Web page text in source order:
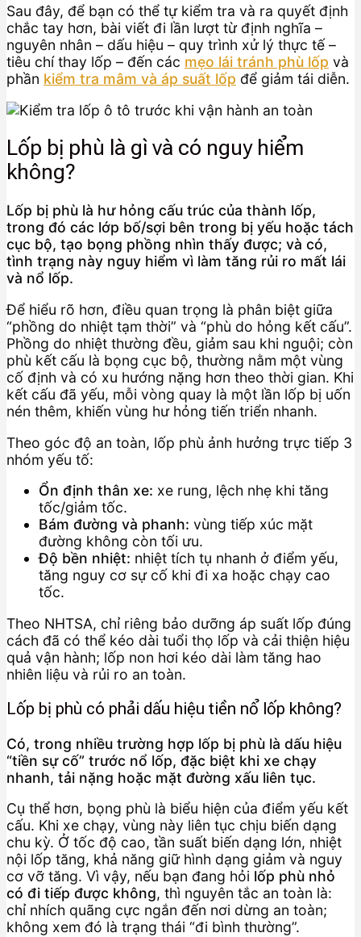
Sau đây, để bạn có thể tự kiểm tra và ra quyết định
chắc tay hơn, bài viết đi lần lượt từ định nghĩa –
nguyên nhân – dấu hiệu – quy trình xử lý thực tế –
tiêu chí thay lốp – đến các mẹo lái tránh phù lốp và
phần kiểm tra mâm và áp suất lốp để giảm tái diễn.
Lốp bị phù là gì và có nguy hiểm
không?
Lốp bị phù là hư hỏng cấu trúc của thành lốp,
trong đó các lớp bố/sợi bên trong bị yếu hoặc tách
cục bộ, tạo bọng phồng nhìn thấy được; và có,
tình trạng này nguy hiểm vì làm tăng rủi ro mất lái
và nổ lốp.
Để hiểu rõ hơn, điều quan trọng là phân biệt giữa
“phồng do nhiệt tạm thời” và “phù do hỏng kết cấu”.
Phồng do nhiệt thường đều, giảm sau khi nguội; còn
phù kết cấu là bọng cục bộ, thường nằm một vùng
cố định và có xu hướng nặng hơn theo thời gian. Khi
kết cấu đã yếu, mỗi vòng quay là một lần lốp bị uốn
nén thêm, khiến vùng hư hỏng tiến triển nhanh.
Theo góc độ an toàn, lốp phù ảnh hưởng trực tiếp 3
nhóm yếu tố:
Ổn định thân xe: xe rung, lệch nhẹ khi tăng
tốc/giảm tốc.
Bám đường và phanh: vùng tiếp xúc mặt
đường không còn tối ưu.
Độ bền nhiệt: nhiệt tích tụ nhanh ở điểm yếu,
tăng nguy cơ sự cố khi đi xa hoặc chạy cao
tốc.
Theo NHTSA, chỉ riêng bảo dưỡng áp suất lốp đúng
cách đã có thể kéo dài tuổi thọ lốp và cải thiện hiệu
quả vận hành; lốp non hơi kéo dài làm tăng hao
nhiên liệu và rủi ro an toàn.
Lốp bị phù có phải dấu hiệu tiền nổ lốp không?
Có, trong nhiều trường hợp lốp bị phù là dấu hiệu
“tiền sự cố” trước nổ lốp, đặc biệt khi xe chạy
nhanh, tải nặng hoặc mặt đường xấu liên tục.
Cụ thể hơn, bọng phù là biểu hiện của điểm yếu kết
cấu. Khi xe chạy, vùng này liên tục chịu biến dạng
chu kỳ. Ở tốc độ cao, tần suất biến dạng lớn, nhiệt
nội lốp tăng, khả năng giữ hình dạng giảm và nguy
cơ vỡ tăng. Vì vậy, nếu bạn đang hỏi lốp phù nhỏ
có đi tiếp được không, thì nguyên tắc an toàn là:
chỉ nhích quãng cực ngắn đến nơi dừng an toàn;
không xem đó là trạng thái “đi bình thường”.